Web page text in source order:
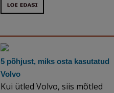
5 põhjust, miks osta kasutatud
Volvo
Kui ütled Volvo, siis mõtled